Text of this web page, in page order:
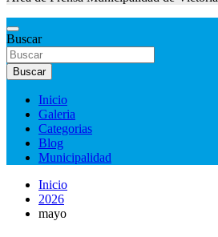
Buscar
Buscar
Inicio
Galeria
Categorias
Blog
Municipalidad
Inicio
2026
mayo